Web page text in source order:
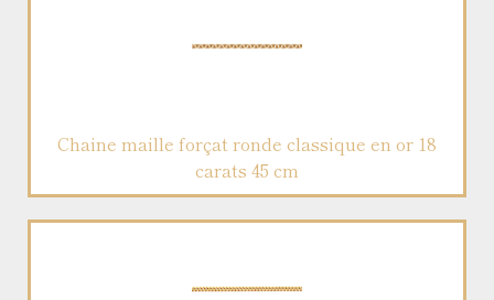
Chaine maille forçat ronde classique en or 18
carats 45 cm